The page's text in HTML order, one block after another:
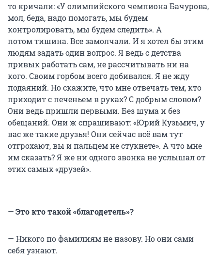
то кричали: «У олимпийского чемпиона Бачурова,
мол, беда, надо помогать, мы будем
контролировать, мы будем следить». А
потом тишина. Все замолчали. И я хотел бы этим
людям задать один вопрос. Я ведь с детства
привык работать сам, не рассчитывать ни на
кого. Своим горбом всего добивался. Я не жду
подаяний. Но скажите, что мне отвечать тем, кто
приходит с печеньем в руках? С добрым словом?
Они ведь пришли первыми. Без шума и без
обещаний. Они ж спрашивают: «Юрий Кузьмич, у
вас же такие друзья! Они сейчас всё вам тут
отгрохают, вы и пальцем не стукнете». А что мне
им сказать? Я же ни одного звонка не услышал от
этих самых «друзей».
— Это кто такой «благодетель»?
— Никого по фамилиям не назову. Но они сами
себя узнают.